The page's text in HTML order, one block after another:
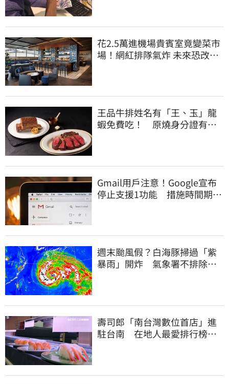
花2.5萬進機場貴賓室竟變菜市
場！網紅排隊氣炸 未來恐改動
王品牛排姓名有「王、玉」龍
蝦免費吃！ 原燒身分證有
Gmail用戶注意！Google宣布
停止支援1功能 措施時間期限
週末颱風假？白海豚掃過「紫
暴雨」開炸 氣象署不排除發
壽司郎「南台灣數位首店」進
駐台南 在地人最愛排行榜曝